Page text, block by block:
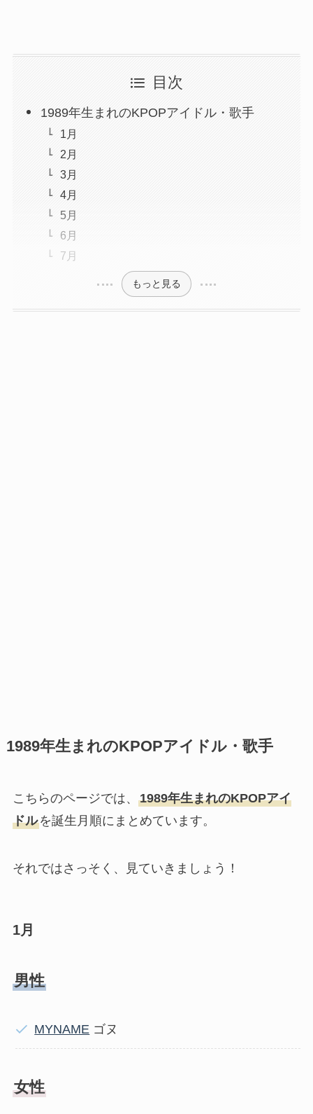
目次
1989年生まれのKPOPアイドル・歌手
1月
2月
3月
4月
5月
6月
7月
もっと見る
1989年生まれのKPOPアイドル・歌手
こちらのページでは、 1989年生まれのKPOPアイ
ドルを誕生月順にまとめています。
それではさっそく、見ていきましょう！
1月
男性
MYNAME ゴヌ
女性